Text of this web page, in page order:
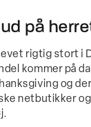
på
rigtig stort i
kommer på
og
netbutikker